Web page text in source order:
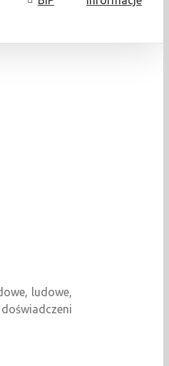
ludowe,